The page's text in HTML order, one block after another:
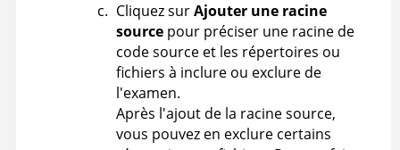
Cliquez surAjouter une racine
source pour préciser une racine de
code source et les répertoires ou
fichiers à inclure ou exclure de
l'examen.
Après l'ajout de la racine source,
vous pouvez en exclure certains